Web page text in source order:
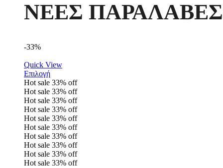
ΝΕΕΣ ΠΑΡΑΛΑΒΕΣ
-33%
Quick View
Επιλογή
Hot sale 33% off
Hot sale 33% off
Hot sale 33% off
Hot sale 33% off
Hot sale 33% off
Hot sale 33% off
Hot sale 33% off
Hot sale 33% off
Hot sale 33% off
Hot sale 33% off